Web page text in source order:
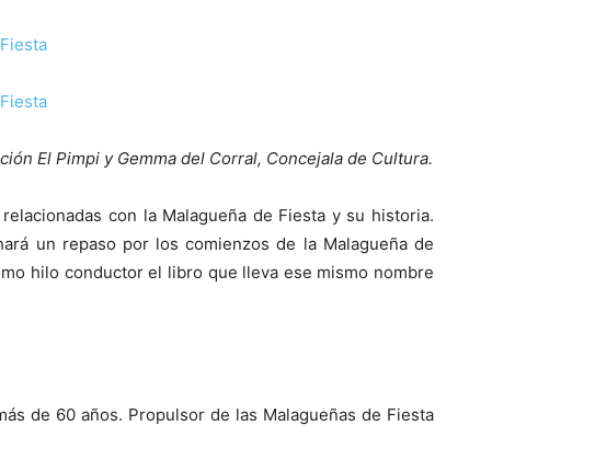
El Pimpi y Gemma del Corral, Concejala de Cultura.
con la Malagueña de Fiesta y su historia.
un repaso por los comienzos de la Malagueña de
hilo conductor el libro que lleva ese mismo nombre
de 60 años. Propulsor de las Malagueñas de Fiesta